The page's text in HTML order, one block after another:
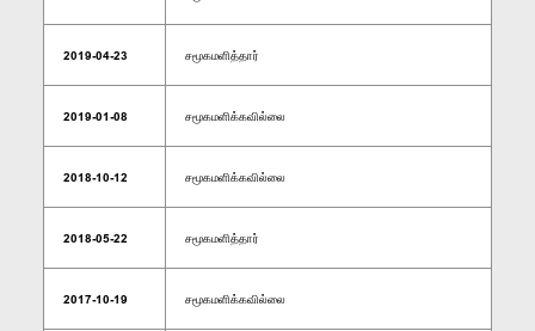
2019-04-23 சமூகமளித்தார்
2019-01-08 சமூகமளிக்கவில்லை
2018-10-12 சமூகமளிக்கவில்லை
2018-05-22 சமூகமளித்தார்
2017-10-19 சமூகமளிக்கவில்லை